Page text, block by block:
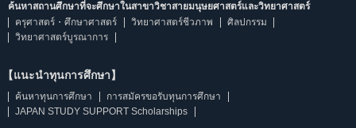
ค้นหาสถานศึกษาที่จะศึกษาในสาขาวิชาสายมนุษยศาสตร์และวิทยาศาสตร์
ครุศาสตร์・ศึกษาศาสตร์
วิทยาศาสตร์ชีวภาพ
ศิลปกรรม
วิทยาศาสตร์บูรณาการ
【แนะนำทุนการศึกษา】
ค้นหาทุนการศึกษา
การสมัครขอรับทุนการศึกษา
JAPAN STUDY SUPPORT Scholarships